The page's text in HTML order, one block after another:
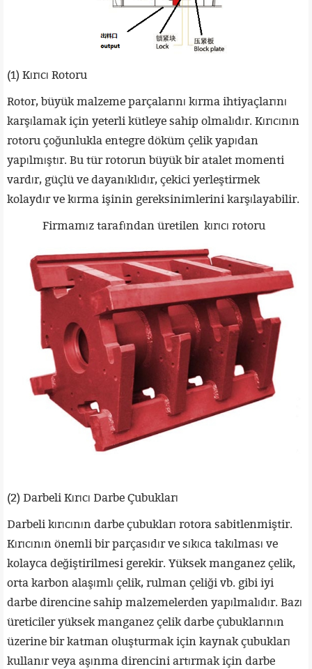
(1) Kırıcı Rotoru
Rotor, büyük malzeme parçalarını kırma ihtiyaçlarını
karşılamak için yeterli kütleye sahip olmalıdır. Kırıcının
rotoru çoğunlukla entegre döküm çelik yapıdan
yapılmıştır. Bu tür rotorun büyük bir atalet momenti
vardır, güçlü ve dayanıklıdır, çekici yerleştirmek
kolaydır ve kırma işinin gereksinimlerini karşılayabilir.
Firmamız tarafından üretilen kırıcı rotoru
(2) Darbeli Kırıcı Darbe Çubukları
Darbeli kırıcının darbe çubukları rotora sabitlenmiştir.
Kırıcının önemli bir parçasıdır ve sıkıca takılması ve
kolayca değiştirilmesi gerekir. Yüksek manganez çelik,
orta karbon alaşımlı çelik, rulman çeliği vb. gibi iyi
darbe direncine sahip malzemelerden yapılmalıdır. Bazı
üreticiler yüksek manganez çelik darbe çubuklarının
üzerine bir katman oluşturmak için kaynak çubukları
kullanır veya aşınma direncini artırmak için darbe